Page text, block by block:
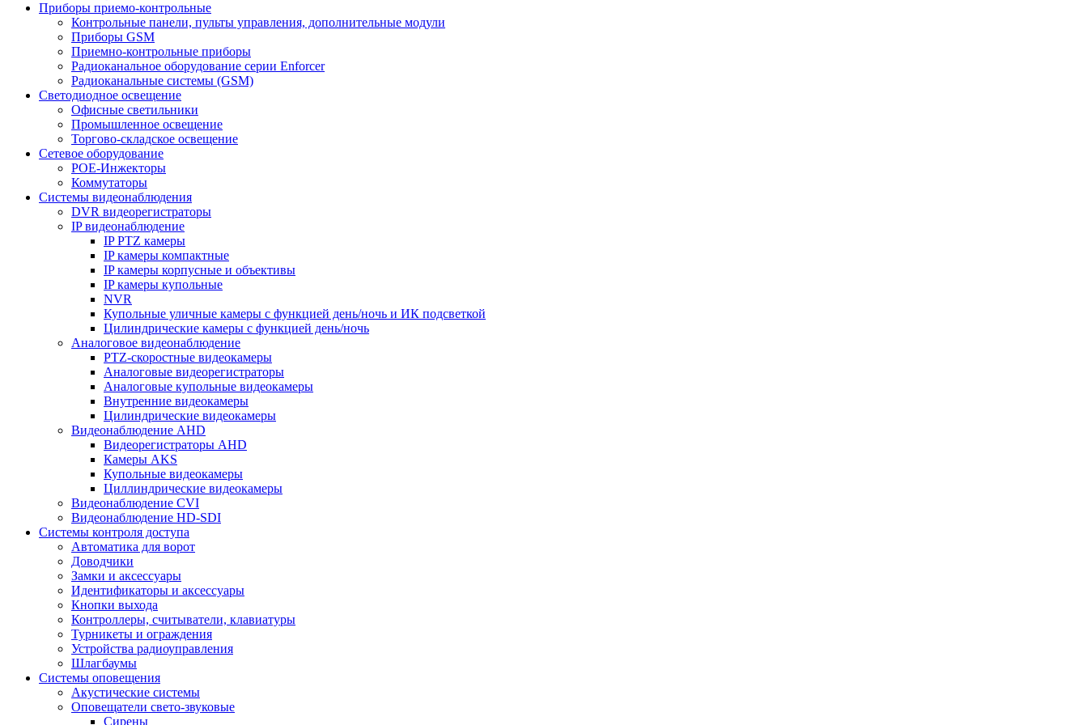
Приборы приемо-контрольные
Контрольные панели, пульты управления, дополнительные модули
Приборы GSM
Приемно-контрольные приборы
Радиоканальное оборудование серии Enforcer
Радиоканальные системы (GSM)
Светодиодное освещение
Офисные светильники
Промышленное освещение
Торгово-складское освещение
Сетевое оборудование
POE-Инжекторы
Коммутаторы
Системы видеонаблюдения
DVR видеорегистраторы
IP видеонаблюдение
IP PTZ камеры
IP камеры компактные
IP камеры корпусные и объективы
IP камеры купольные
NVR
Купольные уличные камеры с функцией день/ночь и ИК подсветкой
Цилиндрические камеры с функцией день/ночь
Аналоговое видеонаблюдение
PTZ-скоростные видеокамеры
Аналоговые видеорегистраторы
Аналоговые купольные видеокамеры
Внутренние видеокамеры
Цилиндрические видеокамеры
Видеонаблюдение AHD
Видеорегистраторы AHD
Камеры AKS
Купольные видеокамеры
Циллиндрические видеокамеры
Видеонаблюдение CVI
Видеонаблюдение HD-SDI
Системы контроля доступа
Автоматика для ворот
Доводчики
Замки и аксессуары
Идентификаторы и аксессуары
Кнопки выхода
Контроллеры, считыватели, клавиатуры
Турникеты и ограждения
Устройства радиоуправления
Шлагбаумы
Системы оповещения
Акустические системы
Оповещатели свето-звуковые
Сирены